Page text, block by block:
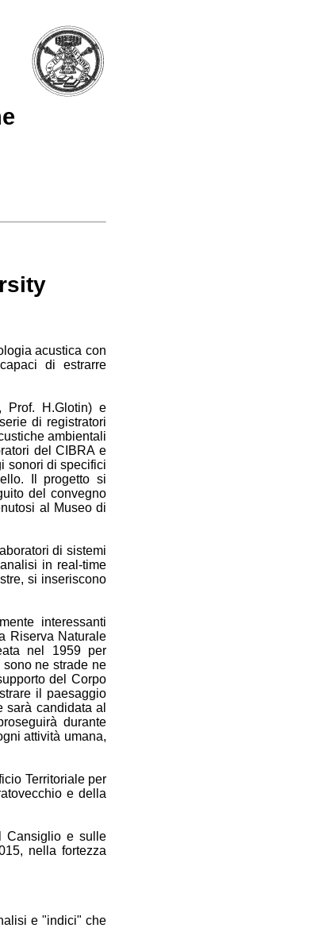
acustica con
di estrarre
Prof. H.Glotin) e
di registratori
ambientali
del CIBRA e
sonori di specifici
Il progetto si
del convegno
al Museo di
di sistemi
in real-time
si inseriscono
interessanti
Riserva Naturale
nel 1959 per
ne strade ne
del Corpo
il paesaggio
candidata al
durante
attività umana,
Territoriale per
e della
Cansiglio e sulle
nella fortezza
e "indici" che